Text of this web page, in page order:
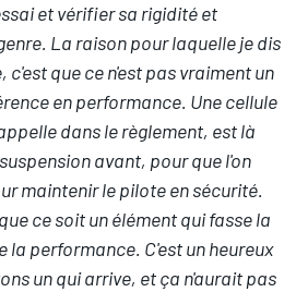
et vérifier sa rigidité et
La raison pour laquelle je dis
c'est que ce n'est pas vraiment un
en performance. Une cellule
dans le règlement, est là
avant, pour que l'on
maintenir le pilote en sécurité.
ce soit un élément qui fasse la
la performance. C'est un heureux
un qui arrive, et ça n'aurait pas